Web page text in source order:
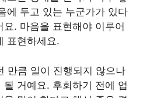
에 두고 있는 누군가가 있다
. 마음을 표현해야 이루어
표현하세요.
만큼 일이 진행되지 않으나
거예요. 후회하기 전에 업